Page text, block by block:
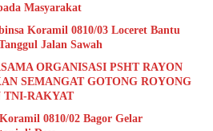
Masyarakat
Koramil 0810/03 Loceret Bantu
Jalan Sawah
ORGANISASI PSHT RAYON
SEMANGAT GOTONG ROYONG
TNI-RAKYAT
0810/02 Bagor Gelar